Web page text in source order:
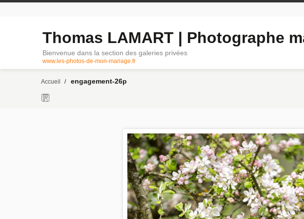
Thomas LAMART | Photographe
Bienvenue dans la section des galeries privées
www.les-photos-de-mon-mariage.fr
Accueil / engagement-26p